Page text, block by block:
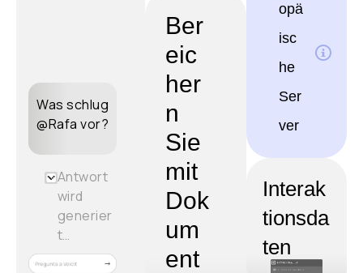
Was schlug
@Rafa vor?
Antwort
wird
generier
t…
Ber
eic
her
n
Sie
mit
Dok
um
ent
opä
isc
he
Ser
ver
Interak
tionsda
ten